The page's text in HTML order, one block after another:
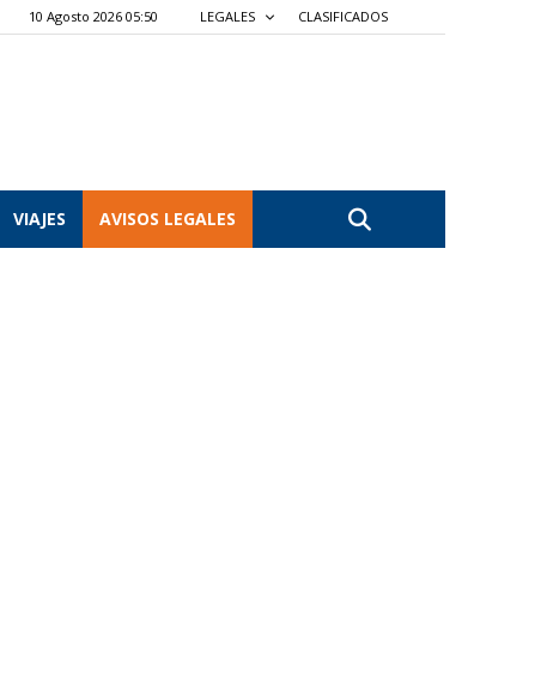
10 Agosto 2026 05:50 LEGALES CLASIFICADOS
VIAJES AVISOS LEGALES